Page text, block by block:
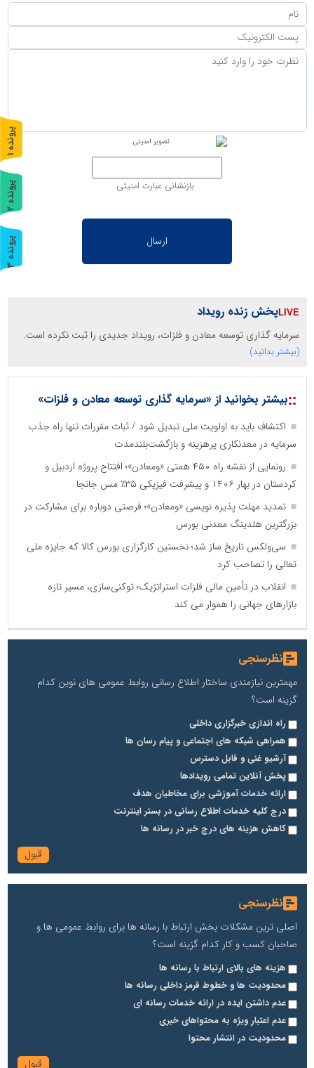
بازنشانی عبارت امنیتی
پخش زنده رویداد
سرمایه گذاری توسعه معادن و فلزات، رویداد جدیدی را ثبت نکرده است.
(بیشتر بدانید)
::بیشتر بخوانید از «سرمایه گذاری توسعه معادن و فلزات»
اکتشاف باید به اولویت ملی تبدیل شود / ثبات مقررات تنها راه جذب
سرمایه در معدنکاری پرهزینه و بازگشت‌بلندمدت
رونمایی از نقشه راه ۴۵۰ همتی «ومعادن»؛ افتتاح پروژه اردبیل و
کردستان در بهار ۱۴۰۶ و پیشرفت فیزیکی ۳۵٪ مس جانجا
تمدید مهلت پذیره نویسی «ومعادن»؛ فرصتی دوباره برای مشارکت در
بزرگترین هلدینگ معدنی بورس
سی‌ولکس تاریخ ساز شد؛ نخستین کارگزاری بورس کالا که جایزه ملی
تعالی را تصاحب کرد
انقلاب در تأمین مالی فلزات استراتژیک؛ توکنی‌سازی، مسیر تازه
بازارهای جهانی را هموار می کند
نظرسنجی
مهمترین نیازمندی ساختار اطلاع رسانی روابط عمومی های نوین کدام
گزینه است؟
راه اندازی خبرگزاری داخلی
همراهی شبکه های اجتماعی و پیام رسان ها
آرشیو غنی و قابل دسترس
پخش آنلاین تمامی رویدادها
ارائه خدمات آموزشی برای مخاطیان هدف
درج کلیه خدمات اطلاع رسانی در بستر اینترنت
کاهش هزینه های درج خبر در رسانه ها
نظرسنجی
اصلی ترین مشکلات بخش ارتباط با رسانه ها برای روابط عمومی ها و
صاحبان کسب و کار کدام گزینه است؟
هزینه های بالای ارتباط با رسانه ها
محدودیت ها و خطوط قرمز داخلی رسانه ها
عدم داشتن ایده در ارائه خدمات رسانه ای
عدم اعتبار ویژه به محتواهای خبری
محدودیت در انتشار محتوا
پ
ر
و
ن
د
ه
1
پ
ر
و
ن
د
ه
2
پ
ر
و
ن
د
ه
3